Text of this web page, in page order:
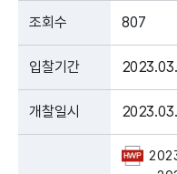
조회수 807
입찰기간
개찰일시